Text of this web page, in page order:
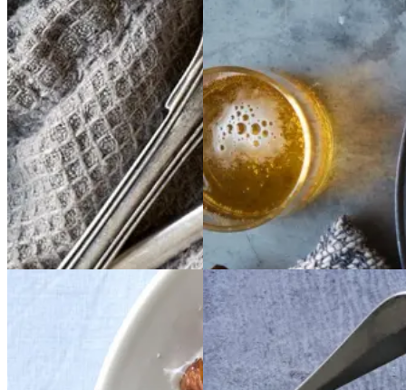
pastinakmos
Gem opskrift
Vegetarisk
Vegansk
Gem opskrift
Mexicansk mad
Aftensmad
Vintermad